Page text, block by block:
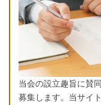
当会の設立趣旨に賛
募集します。当サイ